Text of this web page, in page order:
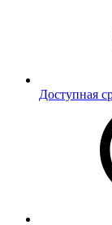
Доступная